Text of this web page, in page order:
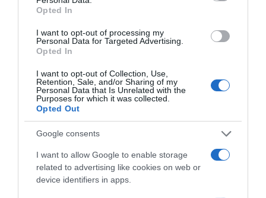
Opted In
I want to opt-out of processing my
Personal Data for Targeted Advertising.
Opted In
I want to opt-out of Collection, Use,
Retention, Sale, and/or Sharing of my
Personal Data that Is Unrelated with the
Purposes for which it was collected.
Opted Out
Google consents
I want to allow Google to enable storage
related to advertising like cookies on web or
device identifiers in apps.
(βίντεο)
Υπογράφηκε η σύμβαση για τα συστήματα
αεροναυτιλίας στο νέο Διεθνές
τεθεί σε λειτουργία τον Νοέμβριο του
2028
Χατζηδάκης: “Άκυρες από 1η Οκτωβρίου οι
εγκύκλιοι που δεν αναρτώνται –
ιστοσελίδες των φορέων που τις εκδίδουν”
Η Ελλάδα στις κορυφαίες επιλογές των